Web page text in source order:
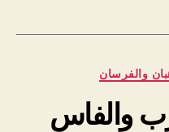
والفرسان
والفاس